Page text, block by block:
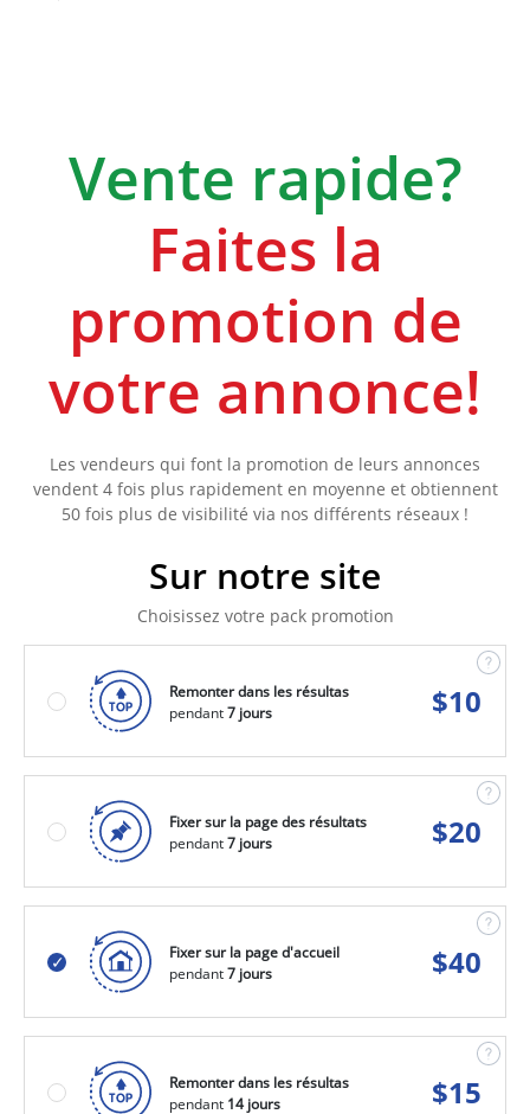
Vente rapide?
Faites la
promotion de
votre annonce!
Les vendeurs qui font la promotion de leurs annonces
vendent 4 fois plus rapidement en moyenne et obtiennent
50 fois plus de visibilité via nos différents réseaux !
Sur notre site
Choisissez votre pack promotion
Remonter dans les résultas
pendant7 jours $10
Fixer sur la page des résultats
pendant7 jours $20
Fixer sur la page d'accueil
pendant7 jours $40
Remonter dans les résultas
pendant 14 jours $15